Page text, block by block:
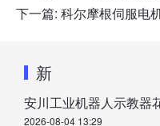
下一篇: 科尔摩根伺服电
新
安川工业机器人示教器
2026-08-04 13:29